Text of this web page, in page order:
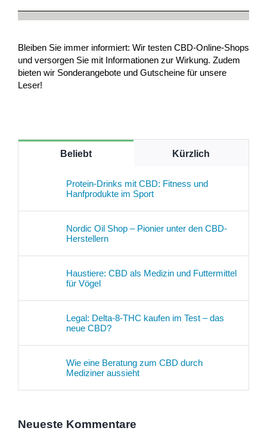
Bleiben Sie immer informiert: Wir testen CBD-Online-Shops
und versorgen Sie mit Informationen zur Wirkung. Zudem
bieten wir Sonderangebote und Gutscheine für unsere
Leser!
Beliebt Kürzlich
Protein-Drinks mit CBD: Fitness und
Hanfprodukte im Sport
Nordic Oil Shop – Pionier unter den CBD-
Herstellern
Haustiere: CBD als Medizin und Futtermittel
für Vögel
Legal: Delta-8-THC kaufen im Test – das
neue CBD?
Wie eine Beratung zum CBD durch
Mediziner aussieht
Neueste Kommentare